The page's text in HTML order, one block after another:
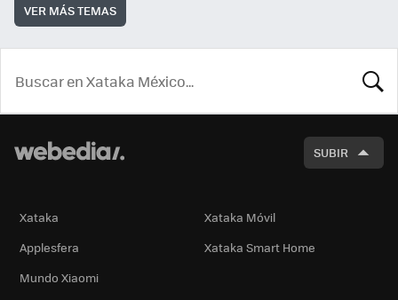
VER MÁS TEMAS
SUBIR
Xataka
Xataka Móvil
Applesfera
Xataka Smart Home
Mundo Xiaomi